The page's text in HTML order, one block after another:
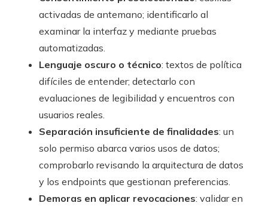
activadas de antemano; identificarlo al
examinar la interfaz y mediante pruebas
automatizadas.
Lenguaje oscuro o técnico: textos de política
difíciles de entender; detectarlo con
evaluaciones de legibilidad y encuentros con
usuarios reales.
Separación insuficiente de finalidades: un
solo permiso abarca varios usos de datos;
comprobarlo revisando la arquitectura de datos
y los endpoints que gestionan preferencias.
Demoras en aplicar revocaciones: validar en